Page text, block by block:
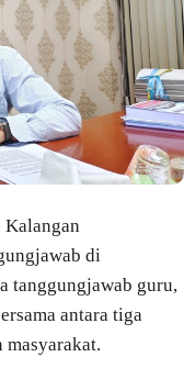
Kalangan
di
tanggungjawab guru,
antara tiga
masyarakat.